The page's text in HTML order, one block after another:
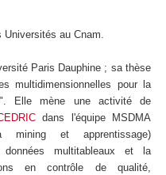
Universités au Cnam.
Paris Dauphine ; sa thèse
multidimensionnelles pour la
Elle mène une activité de
dans l'équipe MSDMA
mining et apprentissage)
multitableaux et la
en contrôle de qualité,